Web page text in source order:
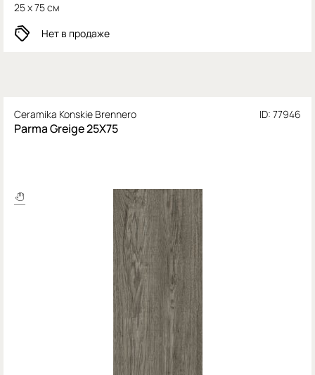
25 x 75 см
Нет в продаже
Ceramika Konskie Brennero ID: 77946
Parma Greige 25X75